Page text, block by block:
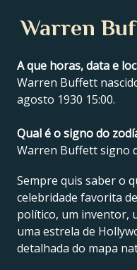
Warren
A que horas, data e
Warren Buffett
agosto 1930 15:00.
Qual é o signo do
Warren Buffett signo
Sempre quis saber o
celebridade favorita
político, um inventor,
uma estrela de
detalhada do mapa